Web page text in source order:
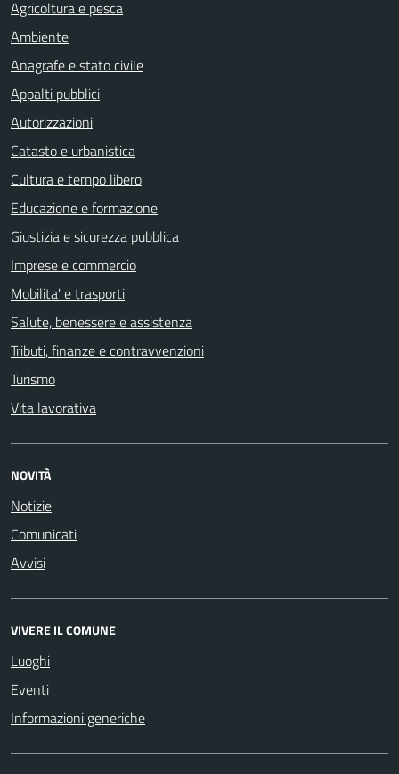
Agricoltura e pesca
Ambiente
Anagrafe e stato civile
Appalti pubblici
Autorizzazioni
Catasto e urbanistica
Cultura e tempo libero
Educazione e formazione
Giustizia e sicurezza pubblica
Imprese e commercio
Mobilita' e trasporti
Salute, benessere e assistenza
Tributi, finanze e contravvenzioni
Turismo
Vita lavorativa
NOVITÀ
Notizie
Comunicati
Avvisi
VIVERE IL COMUNE
Luoghi
Eventi
Informazioni generiche